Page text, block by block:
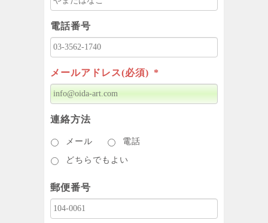
電話番号
メールアドレス(必須) *
連絡方法
メール 電話
どちらでもよい
郵便番号